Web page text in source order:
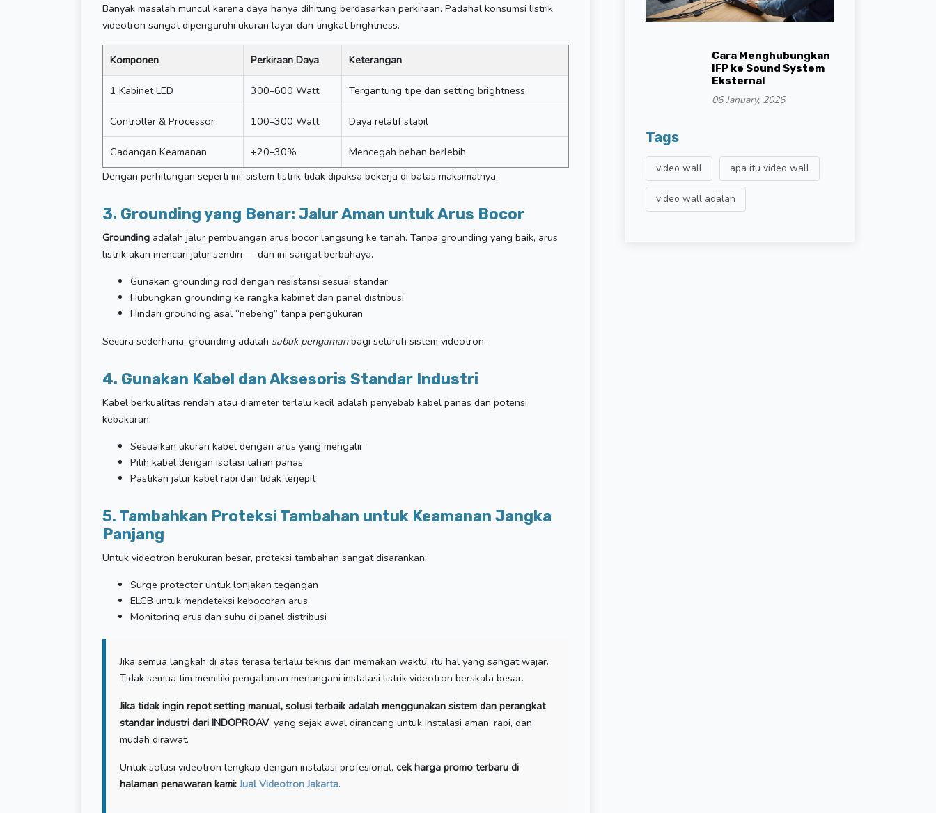
Banyak masalah muncul karena daya hanya dihitung berdasarkan perkiraan. Padahal konsumsi listrik
videotron sangat dipengaruhi ukuran layar dan tingkat brightness.
Komponen Perkiraan Daya Keterangan
1 Kabinet LED 300–600 Watt Tergantung tipe dan setting brightness
Controller & Processor 100–300 Watt Daya relatif stabil
Cadangan Keamanan +20–30%
Mencegah beban berlebih
Dengan perhitungan seperti ini, sistem listrik tidak dipaksa bekerja di batas maksimalnya.
3. Grounding yang Benar: Jalur Aman untuk Arus Bocor
Grounding adalah jalur pembuangan arus bocor langsung ke tanah. Tanpa grounding yang baik, arus
listrik akan mencari jalur sendiri — dan ini sangat berbahaya.
Gunakan grounding rod dengan resistansi sesuai standar
Hubungkan grounding ke rangka kabinet dan panel distribusi
Hindari grounding asal “nebeng” tanpa pengukuran
Secara sederhana, grounding adalah sabuk pengamanbagi seluruh sistem videotron.
4. Gunakan Kabel dan Aksesoris Standar Industri
Kabel berkualitas rendah atau diameter terlalu kecil adalah penyebab kabel panas dan potensi
kebakaran.
Sesuaikan ukuran kabel dengan arus yang mengalir
Pilih kabel dengan isolasi tahan panas
Pastikan jalur kabel rapi dan tidak terjepit
5. Tambahkan Proteksi Tambahan untuk Keamanan Jangka
Panjang
Untuk videotron berukuran besar, proteksi tambahan sangat disarankan:
Surge protector untuk lonjakan tegangan
ELCB untuk mendeteksi kebocoran arus
Monitoring arus dan suhu di panel distribusi
Jika semua langkah di atas terasa terlalu teknis dan memakan waktu, itu hal yang sangat wajar.
Tidak semua tim memiliki pengalaman menangani instalasi listrik videotron berskala besar.
Jika tidak ingin repot setting manual, solusi terbaik adalah menggunakan sistem dan perangkat
standar industri dari INDOPROAV, yang sejak awal dirancang untuk instalasi aman, rapi, dan
mudah dirawat.
Untuk solusi videotron lengkap dengan instalasi profesional, cek harga promo terbaru di
halaman penawaran kami:Jual Videotron Jakarta.
Cara Menghubungkan
IFP ke Sound System
Eksternal
06 January, 2026
Tags
video wall apa itu video wall
video wall adalah